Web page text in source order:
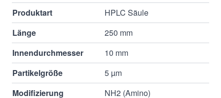
Produktart
HPLC Säule
Länge
250 mm
Innendurchmesser
10 mm
Partikelgröße
5 µm
Modifizierung
NH2 (Amino)